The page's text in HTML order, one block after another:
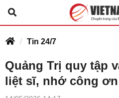
Tin 24/7
Quảng Trị quy tập
liệt sĩ, nhớ công